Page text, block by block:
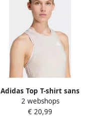
Adidas Top T-shirt sans
manches Train Essentials
2 webshops
€ 20,99